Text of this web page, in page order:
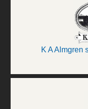
K A Almgren